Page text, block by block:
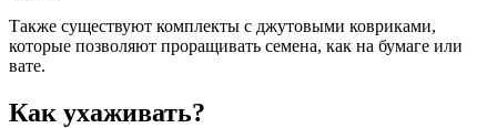
Также существуют комплекты с джутовыми ковриками,
которые позволяют проращивать семена, как на бумаге или
вате.
Как ухаживать?